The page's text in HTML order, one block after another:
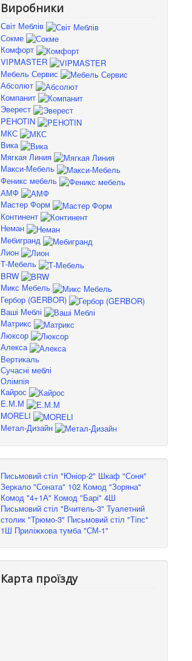
Виробники
Світ Меблів
Сокме
Комфорт
VIPMASTER
Мебель Сервис
Абсолют
Компанит
Эверест
PEHOTIN
МКС
Вика
Мягкая Линия
Макси-Мебель
Феникс мебель
АМФ
Мастер Форм
Континент
Неман
Мебигранд
Лион
Т-Мебель
BRW
Микс Мебель
Гербор (GERBOR)
Ваші Меблі
Матрикс
Люксор
Алекса
Вертикаль
Сучасні меблі
Олімпія
Кайрос
Е.М.М
MORELI
Метал-Дизайн
Письмовий стіл "Юніор-2" Шкаф "Соня"
Зеркало "Соната" 102 Комод "Зоряна"
Комод "4+1А" Комод "Барі" 4Ш
Письмовий стіл "Вчитель-3" Туалетний
столик "Трюмо-3" Письмовий стіл "Тіпс"
1Ш Приліжкова тумба "СМ-1"
Карта проїзду